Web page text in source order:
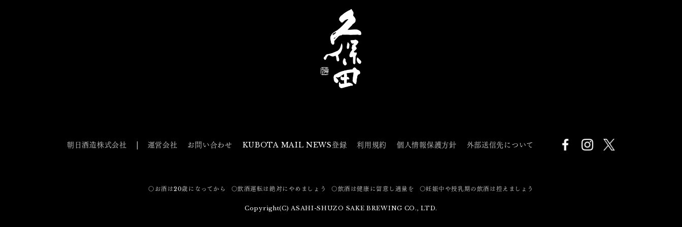
朝日酒造株式会社 運営会社 お問い合わせ KUBOTA MAIL NEWS登録 利用規約 個人情報保護方針 外部送信先について
〇お酒は20歳になってから 〇飲酒運転は絶対にやめましょう 〇飲酒は健康に留意し適量を 〇妊娠中や授乳期の飲酒は控えましょう
Copyright(C) ASAHI-SHUZO SAKE BREWING CO., LTD.